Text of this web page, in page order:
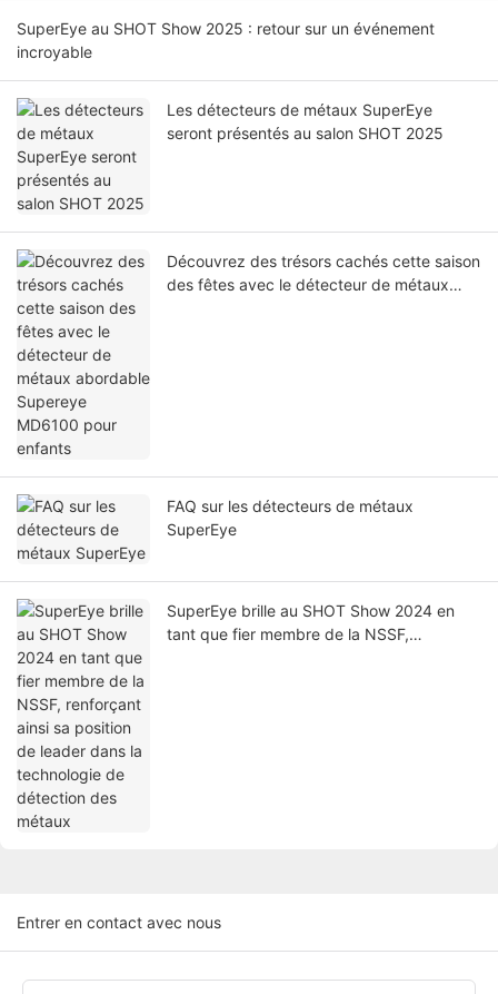
SuperEye au SHOT Show 2025 : retour sur un événement
incroyable
Les détecteurs de métaux SuperEye
seront présentés au salon SHOT 2025
Découvrez des trésors cachés cette saison
des fêtes avec le détecteur de métaux
FAQ sur les détecteurs de métaux
SuperEye
SuperEye brille au SHOT Show 2024 en
tant que fier membre de la NSSF,
Entrer en contact avec nous